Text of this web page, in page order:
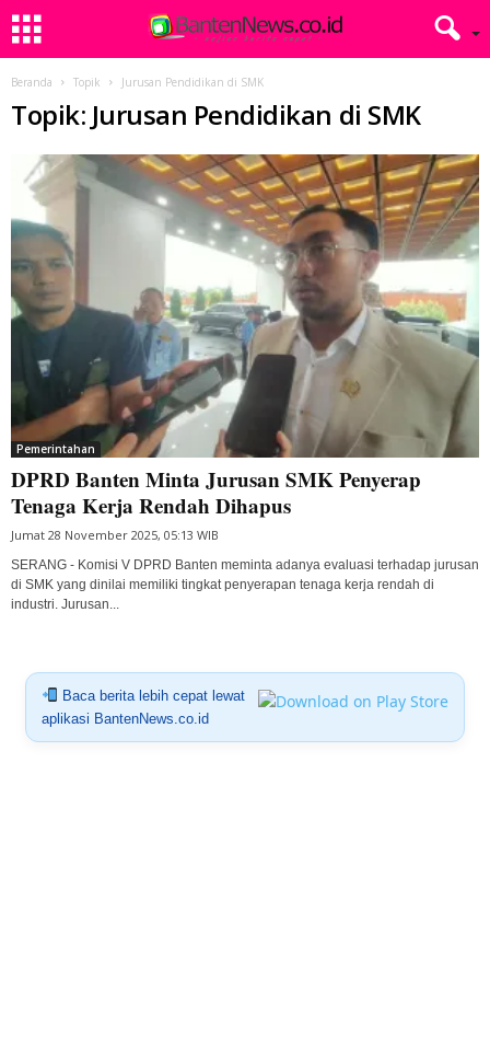
Beranda Topik Jurusan Pendidikan di SMK
Topik: Jurusan Pendidikan di SMK
Pemerintahan
DPRD Banten Minta Jurusan SMK Penyerap
Tenaga Kerja Rendah Dihapus
Jumat 28 November 2025, 05:13 WIB
SERANG - Komisi V DPRD Banten meminta adanya evaluasi terhadap jurusan
di SMK yang dinilai memiliki tingkat penyerapan tenaga kerja rendah di
industri. Jurusan...
Baca berita lebih cepat lewat
aplikasi BantenNews.co.id